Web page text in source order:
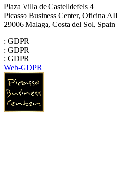
Plaza Villa de Castelldefels 4
Picasso Business Center, Oficina AII
29006 Malaga, Costa del Sol, Spain
: GDPR
: GDPR
: GDPR
Web-GDPR